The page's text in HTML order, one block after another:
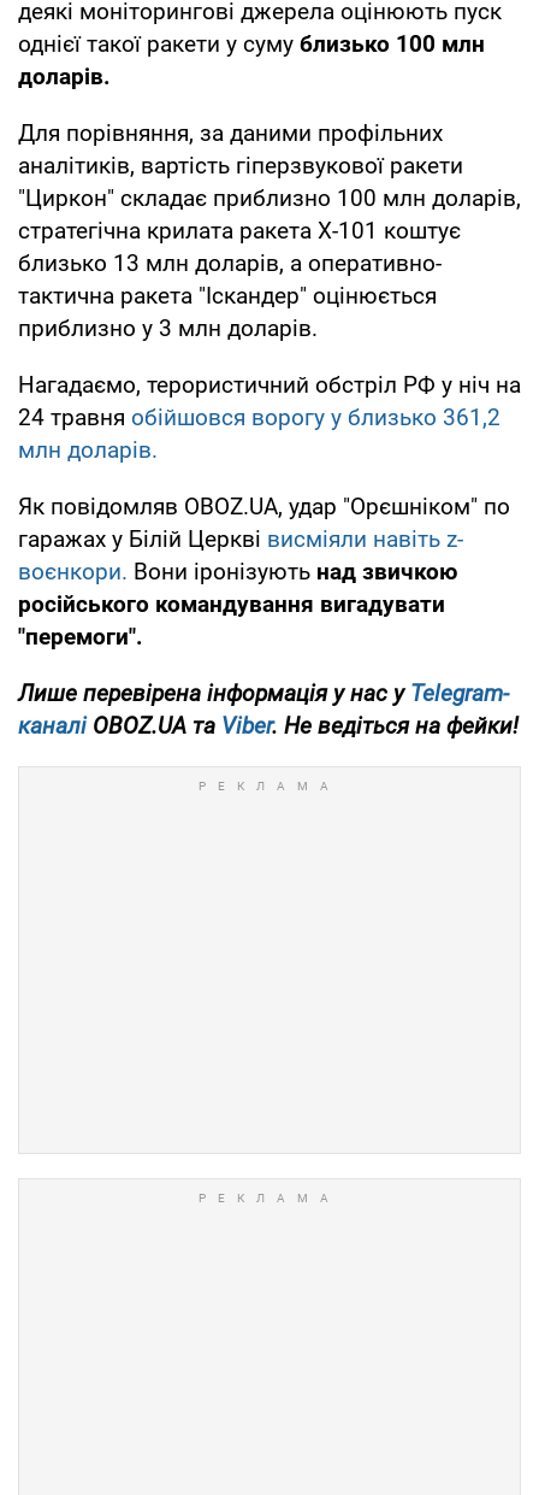
деякі моніторингові джерела оцінюють пуск
однієї такої ракети у суму близько 100 млн
доларів.
Для порівняння, за даними профільних
аналітиків, вартість гіперзвукової ракети
"Циркон" складає приблизно 100 млн доларів,
стратегічна крилата ракета Х-101 коштує
близько 13 млн доларів, а оперативно-
тактична ракета "Іскандер" оцінюється
приблизно у 3 млн доларів.
Нагадаємо, терористичний обстріл РФ у ніч на
24 травня обійшовся ворогу у близько 361,2
млн доларів.
Як повідомляв OBOZ.UA, удар "Орєшніком" по
гаражах у Білій Церкві висміяли навіть z-
воєнкори. Вони іронізують над звичкою
російського командування вигадувати
"перемоги".
Лише перевірена інформація у нас уTelegram-
каналіOBOZ.UA та Viber. Не ведіться на фейки!